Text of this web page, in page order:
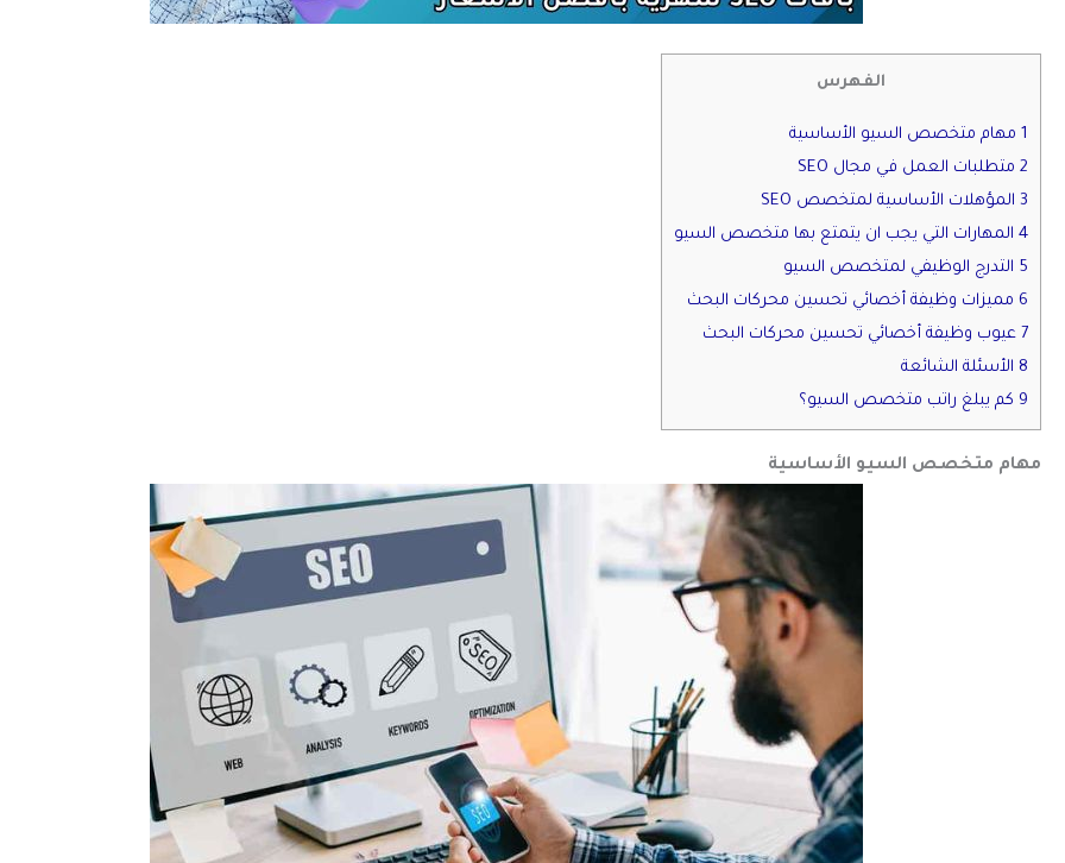
الفهرس
1 مهام متخصص السيو الأساسية
2 متطلبات العمل في مجال SEO
3 المؤهلات الأساسية لمتخصص SEO
4 المهارات التي يجب ان يتمتع بها متخصص السيو
5 التدرج الوظيفي لمتخصص السيو
6 مميزات وظيفة أخصائي تحسين محركات البحث
7 عيوب وظيفة أخصائي تحسين محركات البحث
8 الأسئلة الشائعة
9 كم يبلغ راتب متخصص السيو؟
مهام متخصص السيو الأساسية